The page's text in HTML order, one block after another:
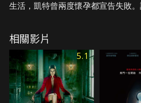
生活，凱特曾兩度懷孕都宣告失敗
並驚訝地發現，只要在那間密室當中
物質上的願望都會實現…。
相關影片
5.1